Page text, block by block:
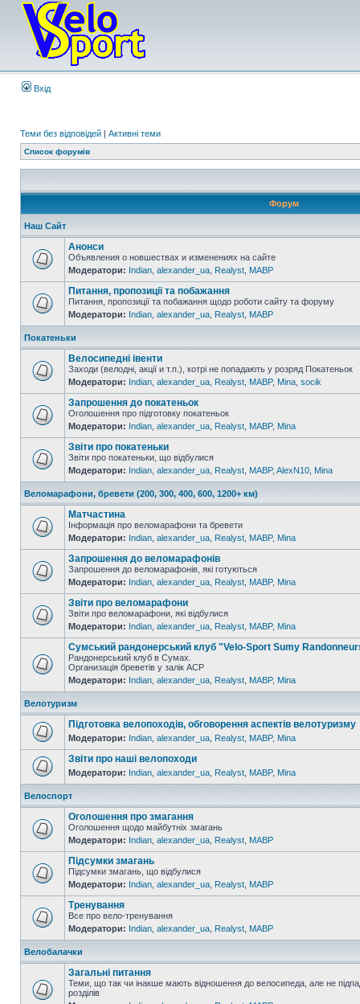
Вхід
Теми без відповідей | Активні теми
Список форумів
Форум
Наш Сайт
Анонси
Объявления о новшествах и изменениях на сайте
Модератори: Indian alexander_ua Realyst MABP
Питання, пропозиції та побажання
Питання, пропозиції та побажання щодо роботи сайту та форуму
Модератори: Indian alexander_ua Realyst MABP
Покатеньки
Велосипедні івенти
Заходи (велодні, акції и т.п.), котрі не попадають у розряд Покатеньок
Модератори: Indian alexander_ua Realyst MABP, Mina socik
Запрошення до покатеньок
Оголошення про підготовку покатеньок
Модератори: Indian alexander_ua Realyst MABP, Mina
Звіти про покатеньки
Звіти про покатеньки, що відбулися
Модератори: Indian alexander_ua Realyst MABP, AlexN10 Mina
Веломарафони, бревети (200, 300, 400, 600, 1200+ км)
Матчастина
Інформація про веломарафони та бревети
Модератори: Indian alexander_ua Realyst MABP, Mina
Запрошення до веломарафонів
Запрошення до веломарафонів, які готуються
Модератори: Indian alexander_ua Realyst MABP, Mina
Звіти про веломарафони
Звіти про веломарафони, які відбулися
Модератори: Indian alexander_ua Realyst MABP, Mina
Сумський рандонерський клуб "Velo-Sport Sumy
Рандонерський клуб в Сумах.
Организація бреветів у залік АСР
Модератори: Indian alexander_ua Realyst MABP, Mina
Велотуризм
Підготовка велопоходів, обговорення аспектів велотуризму
Модератори: Indian alexander_ua Realyst MABP, Mina
Звіти про наші велопоходи
Модератори: Indian alexander_ua Realyst MABP, Mina
Велоспорт
Оголошення про змагання
Оголошення щодо майбутніх змагань
Модератори: Indian alexander_ua Realyst MABP
Підсумки змагань
Підсумки змагань, що відбулися
Модератори: Indian alexander_ua Realyst MABP
Тренування
Все про вело-тренування
Модератори: Indian alexander_ua Realyst MABP
Велобалачки
Загальні питання
Теми, що так чи інакше мають відношення до велосипеда, але не
розділів